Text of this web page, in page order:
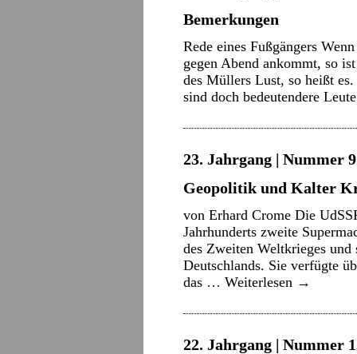
Bemerkungen
Rede eines Fußgängers
gegen Abend ankommt, so
des Müllers Lust, so heißt
sind doch bedeutendere
23. Jahrgang | Nummer
Geopolitik und Kalter
von Erhard Crome Die
Jahrhunderts zweite
des Zweiten Weltkrieges
Deutschlands. Sie verfügte
das … Weiterlesen →
22. Jahrgang | Nummer